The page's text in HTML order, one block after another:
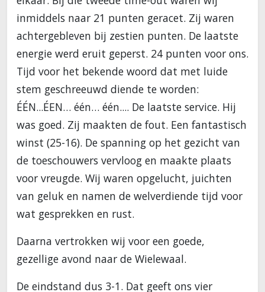
inmiddels naar 21 punten geracet. Zij waren
achtergebleven bij zestien punten. De laatste
energie werd eruit geperst. 24 punten voor ons.
Tijd voor het bekende woord dat met luide
stem geschreeuwd diende te worden:
ÉÉN...ÉEN… één… één.... De laatste service. Hij
was goed. Zij maakten de fout. Een fantastisch
winst (25-16). De spanning op het gezicht van
de toeschouwers vervloog en maakte plaats
voor vreugde. Wij waren opgelucht, juichten
van geluk en namen de welverdiende tijd voor
wat gesprekken en rust.
Daarna vertrokken wij voor een goede,
gezellige avond naar de Wielewaal.
De eindstand dus 3-1. Dat geeft ons vier